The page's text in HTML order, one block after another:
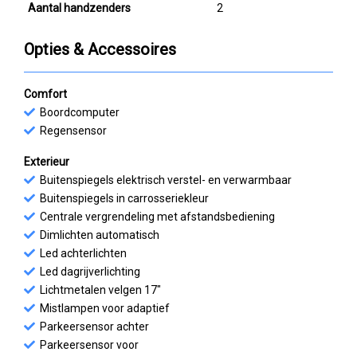
Aantal handzenders 2
Opties & Accessoires
Comfort
Boordcomputer
Regensensor
Exterieur
Buitenspiegels elektrisch verstel- en verwarmbaar
Buitenspiegels in carrosseriekleur
Centrale vergrendeling met afstandsbediening
Dimlichten automatisch
Led achterlichten
Led dagrijverlichting
Lichtmetalen velgen 17"
Mistlampen voor adaptief
Parkeersensor achter
Parkeersensor voor